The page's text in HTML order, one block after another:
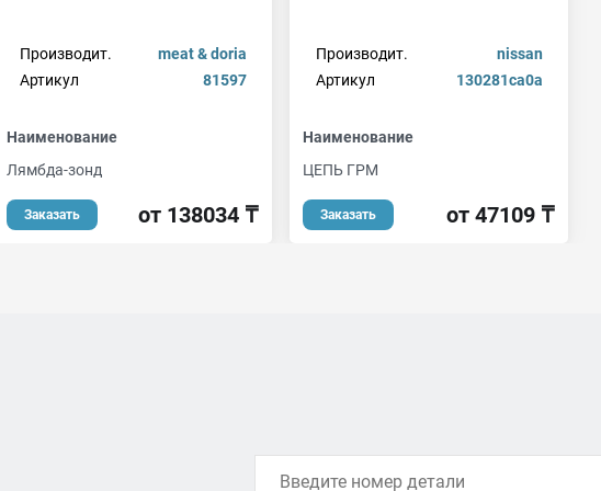
Производит.
meat & doria
Артикул
81597
Наименование
Лямбда-зонд
Заказать от 138034 ₸
Производит.
nissan
Артикул
130281ca0a
Наименование
ЦЕПЬ ГРМ
Заказать от 47109 ₸